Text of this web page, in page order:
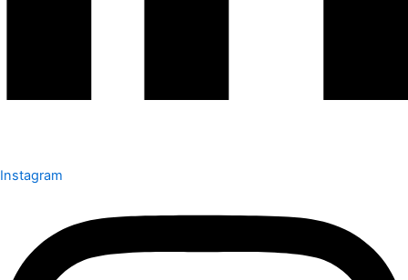
Instagram